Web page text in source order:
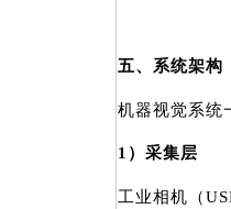
五、系统架构
机器视觉系统
1）采集层
工业相机（